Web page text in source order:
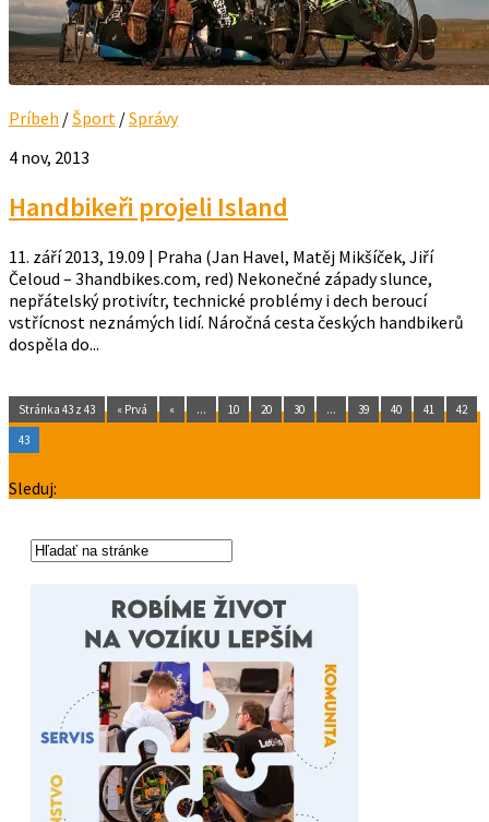
Príbeh /Šport /Správy
4 nov, 2013
Handbikeři projeli Island
11. září 2013, 19.09 | Praha (Jan Havel, Matěj Mikšíček, Jiří
Čeloud – 3handbikes.com, red) Nekonečné západy slunce,
nepřátelský protivítr, technické problémy i dech beroucí
vstřícnost neznámých lidí. Náročná cesta českých handbikerů
dospěla do...
Stránka 43 z 43 « Prvá « ... 10 20 30 ... 39 40 41
42
43
Sleduj: